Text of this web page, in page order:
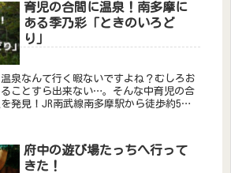
育児の合間に温泉！南多摩に
ある季乃彩「ときのいろど
り」
泉なんて行く暇ないですよね？むしろお
ことすら出来ない…。そんな中育児の合
発見！JR南武線南多摩駅から徒歩約5
府中の遊び場たっちへ行って
きた！